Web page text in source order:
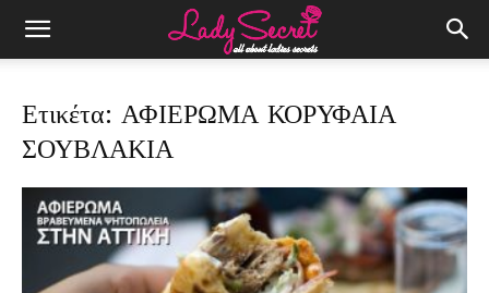
Ετικέτα: ΑΦΙΕΡΩΜΑ ΚΟΡΥΦΑΙΑ
ΣΟΥΒΛΑΚΙΑ